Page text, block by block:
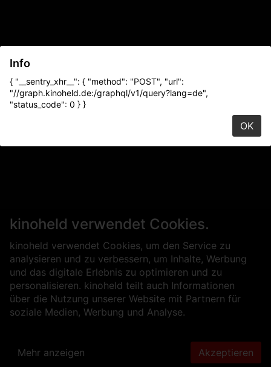
kinoheld verwendet Cookies.
kinoheld verwendet Cookies, um den Service zu
analysieren und zu verbessern, um Inhalte, Werbung
und das digitale Erlebnis zu optimieren und zu
personalisieren. kinoheld teilt auch Informationen
über die Nutzung unserer Website mit Partnern für
soziale Medien, Werbung und Analyse.
Mehr anzeigen Akzeptieren
Info
{ "__sentry_xhr__": { "method": "POST", "url":
"//graph.kinoheld.de:/graphql/v1/query?lang=de",
"status_code": 0 } }
OK